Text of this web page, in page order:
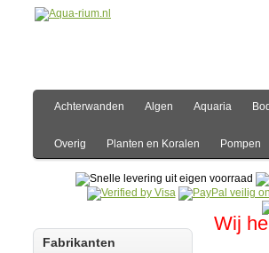
Achterwanden Algen Aquaria
Overig Planten en Koralen Pompen
Wij
Fabrikanten